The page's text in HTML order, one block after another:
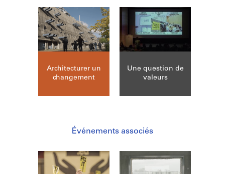
Architecturer un
changement
Une question de
valeurs
Événements associés